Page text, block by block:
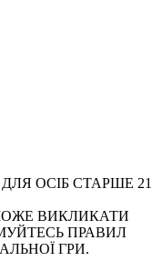
ОСІБ СТАРШЕ 21
ВИКЛИКАТИ
ПРАВИЛ
ГРИ.